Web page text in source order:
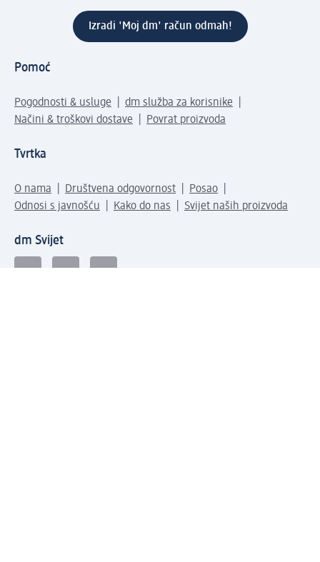
Izradi 'Moj dm' račun odmah!
Pomoć
Pogodnosti & usluge
dm služba za korisnike
Načini & troškovi dostave
Povrat proizvoda
Tvrtka
O nama Društvena odgovornost
Posao
Odnosi s javnošću
Kako do nas Svijet naših proizvoda
dm Svijet